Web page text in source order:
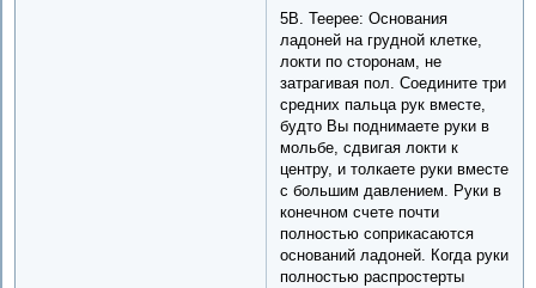
5B. Teepee: Основания
ладоней на грудной клетке,
локти по сторонам, не
затрагивая пол. Соедините три
средних пальца рук вместе,
будто Вы поднимаете руки в
мольбе, сдвигая локти к
центру, и толкаете руки вместе
с большим давлением. Руки в
конечном счете почти
полностью соприкасаются
оснований ладоней. Когда руки
полностью распростерты